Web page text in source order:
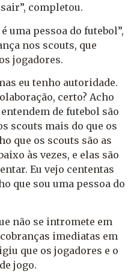
completou.
uma pessoa do futebol”,
nos scouts, que
jogadores.
eu tenho autoridade.
certo? Acho
de futebol são
scouts mais do que os
que os scouts são as
às vezes, e elas são
Eu vejo cententas
que sou uma pessoa do
não se intromete em
imediatas em
que os jogadores e o
jogo.